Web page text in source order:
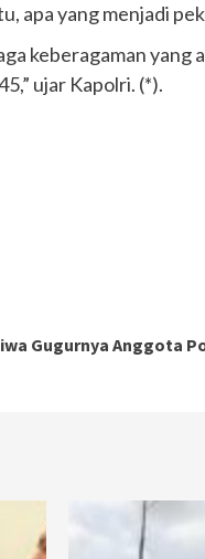
yang menjadi
keberagaman
ujar Kapolri. (*).
Gugurnya Anggota